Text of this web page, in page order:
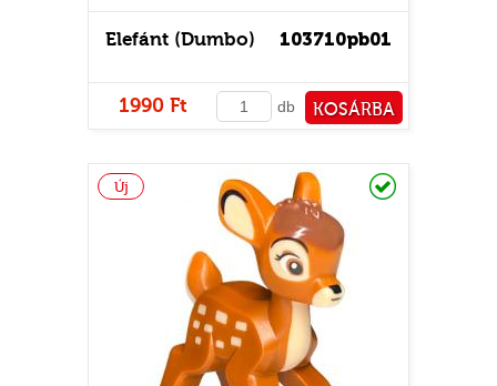
103710pb01
Elefánt (Dumbo)
1990 Ft db KOSÁRBA
Új